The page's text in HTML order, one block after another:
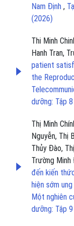
Nam Định ,
(2026)
Thi Minh
Hanh Tran,
patient
the
dưỡng: Tập
Thị Minh
Nguyễn, Thị
Thủy Đào,
Trường Minh
đến kiến
hiện sớm
Một nghiên
dưỡng: Tập